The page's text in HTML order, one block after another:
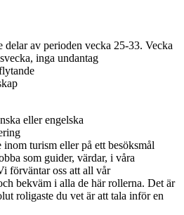
delar av perioden vecka 25-33. Vecka
inga undantag
eller engelska
turism eller på ett besöksmål
som guider, värdar, i våra
förväntar oss att all vår
bekväm i alla de här rollerna. Det är
roligaste du vet är att tala inför en